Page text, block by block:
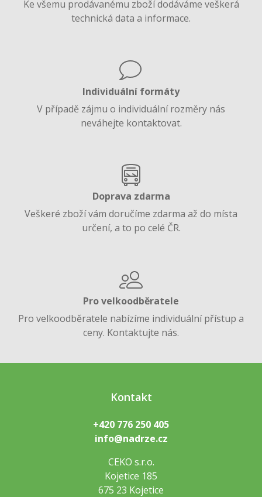
Ke všemu prodávanému zboží dodáváme veškerá
technická data a informace.
Individuální formáty
V případě zájmu o individuální rozměry nás
neváhejte kontaktovat.
Doprava zdarma
Veškeré zboží vám doručíme zdarma až do místa
určení, a to po celé ČR.
Pro velkoodběratele
Pro velkoodběratele nabízíme individuální přístup a
ceny. Kontaktujte nás.
Kontakt
+420 776 250 405
info@nadrze.cz
CEKO s.r.o.
Kojetice 185
675 23 Kojetice